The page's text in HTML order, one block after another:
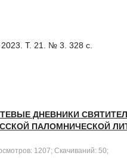
Т. 21. № 3. 328 с.
ДНЕВНИКИ
ПАЛОМНИЧЕСКОЙ
1207; Скачиваний: 50;